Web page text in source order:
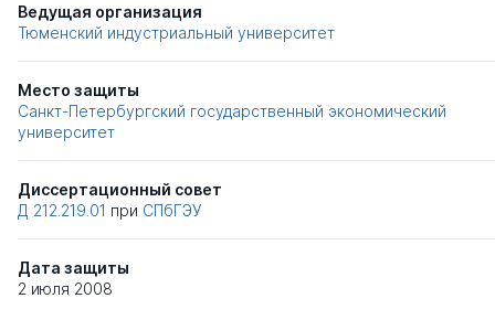
Ведущая организация
Тюменский индустриальный университет
Место защиты
Санкт-Петербургский государственный экономический
университет
Диссертационный совет
Д 212.219.01 при СПбГЭУ
Дата защиты
2 июля 2008